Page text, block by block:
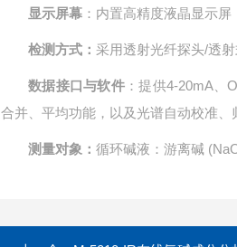
显示屏幕 ：内置高精度液晶显示
检测方式：采用透射光纤探头/透
数据接口与软件 ：提供4-20mA、
合并、平均功能，以及光谱自动校准、
测量对象：循环碱液：游离碱